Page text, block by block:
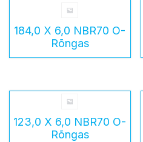
184,0 X 6,0 NBR70 O-
Rõngas
123,0 X 6,0 NBR70 O-
Rõngas